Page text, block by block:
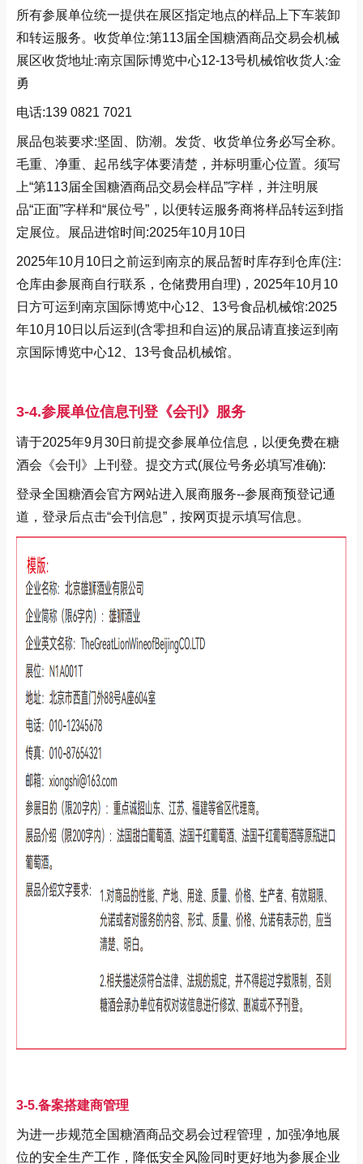
所有参展单位统一提供在展区指定地点的样品上下车装卸
和转运服务。收货单位:第113届全国糖酒商品交易会机械
展区收货地址:南京国际博览中心12-13号机械馆收货人:金
勇
电话:139 0821 7021
展品包装要求:坚固、防潮。发货、收货单位务必写全称。
毛重、净重、起吊线字体要清楚，并标明重心位置。须写
上“第113届全国糖酒商品交易会样品”字样，并注明展
品“正面”字样和“展位号”，以便转运服务商将样品转运到指
定展位。展品进馆时间:2025年10月10日
2025年10月10日之前运到南京的展品暂时库存到仓库(注:
仓库由参展商自行联系，仓储费用自理)，2025年10月10
日方可运到南京国际博览中心12、13号食品机械馆:2025
年10月10日以后运到(含零担和自运)的展品请直接运到南
京国际博览中心12、13号食品机械馆。
3-4.参展单位信息刊登《会刊》服务
请于2025年9月30日前提交参展单位信息，以便免费在糖
酒会《会刊》上刊登。提交方式(展位号务必填写准确):
登录全国糖酒会官方网站进入展商服务--参展商预登记通
道，登录后点击“会刊信息”，按网页提示填写信息。
3-5.备案搭建商管理
为进一步规范全国糖酒商品交易会过程管理，加强净地展
位的安全生产工作，降低安全风险同时更好地为参展企业